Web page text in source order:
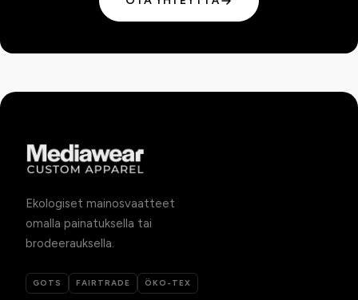
Ekologiset mainosvaatteet
omalla painatuksella tai
brodeerauksella.
GOTS FAIRTRADE ÖKO-TEX